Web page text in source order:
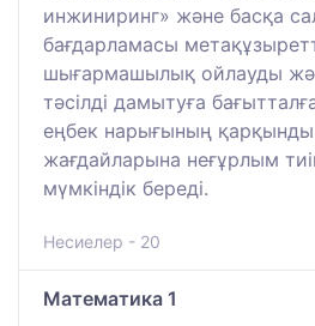
инжиниринг» және басқа
бағдарламасы
шығармашылық ойлауды
тәсілді дамытуға
еңбек нарығының қарқынды
жағдайларына неғұрлым
мүмкіндік береді.
Несиелер - 20
Математика 1